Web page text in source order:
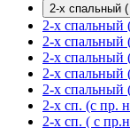
2-х спальный
2-х спальный
2-х спальный
2-х спальный
2-х спальный
2-х спальный
2-х сп. (с пр.
2-х сп. ( с